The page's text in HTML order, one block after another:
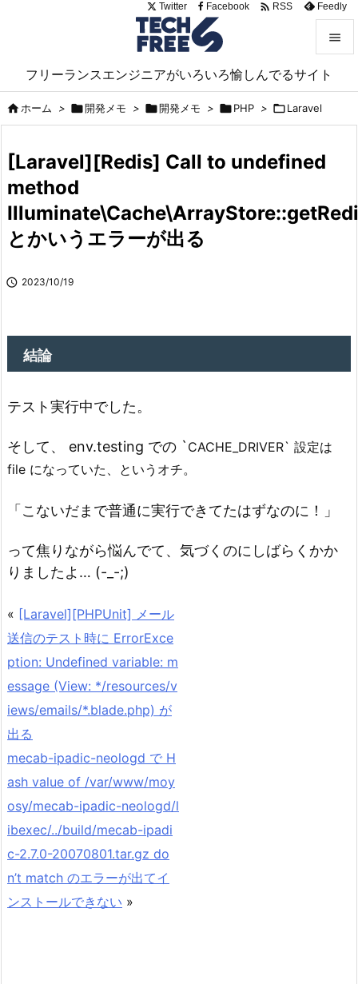
フリーランスエンジニアがいろいろ愉しんでるサイト


サイド
次へ
Twitter Facebook  RSS Feedly
ホーム > 開発メモ > 開発メモ > PHP > Laravel
[Laravel][Redis] Call to undefined
method
とかいうエラーが出る
 2023/10/19
結論
テスト実行中でした。
そして、 env.testing での ` CACHE_DRIVER` 設定は
file になっていた、というオチ。
「こないだまで普通に実行できてたはずなのに！」
って焦りながら悩んでて、気づくのにしばらくかか
りましたよ… (-_-;)
« [Laravel][PHPUnit] メール
送信のテスト時に ErrorExce
ption: Undefined variable: m
essage (View: */resources/v
iews/emails/*.blade.php) が
出る
mecab-ipadic-neologd で H
ash value of /var/www/moy
osy/mecab-ipadic-neologd/l
ibexec/../build/mecab-ipadi
c-2.7.0-20070801.tar.gz do
n’t match のエラーが出てイ
ンストールできない »